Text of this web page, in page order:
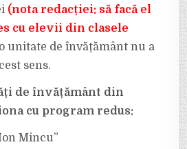
(nota redacției: să facă el
cu elevii din clasele
unitate de învățământ nu a
sens.
de învățământ din
cu program redus:
Mincu”